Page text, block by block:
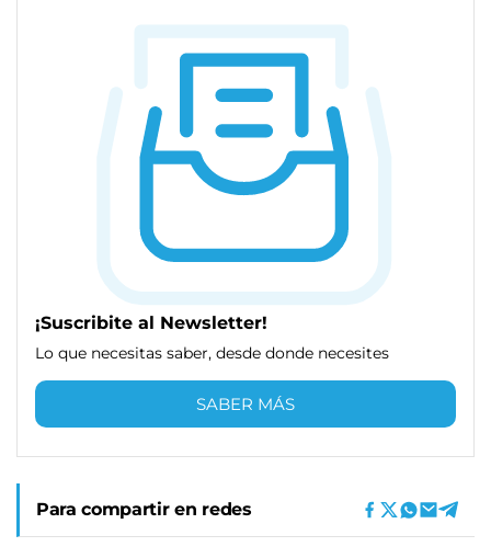
¡Suscribite al Newsletter!
Lo que necesitas saber, desde donde necesites
SABER MÁS
Para compartir en redes